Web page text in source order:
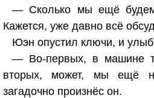
— Сколько мы ещё будем
Кажется, уже давно всё
Юэн опустил ключи, и
— Во-первых, в машине
вторых, может, мы ещё
загадочно произнёс он.